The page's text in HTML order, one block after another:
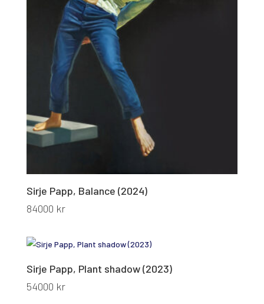
Sirje Papp, Balance (2024)
84000 kr
Sirje Papp, Plant shadow (2023)
54000 kr